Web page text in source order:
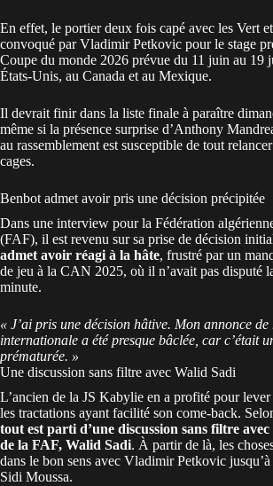
En effet, le portier deux fois capé avec les Vert
convoqué par Vladimir Petkovic pour le stage
Coupe du monde 2026 prévue du 11 juin au 19
États-Unis, au Canada et au Mexique.
Il devrait finir dans la liste finale à paraître
même si la présence surprise d’Anthony
au rassemblement est susceptible de tout
cages.
Benbot admet avoir pris une décision précipitée
Dans une interview pour la Fédération
(FAF), il est revenu sur sa prise de décision
admet avoir réagi à la hâte, frustré par un
de jeu à la CAN 2025, où il n’avait pas disputé
minute.
« J’ai pris une décision hâtive. Mon annonce de
internationale a été presque bâclée, car c’était
prématurée. »
Une discussion sans filtre avec Walid Sadi
L’ancien de la JS Kabylie en a profité pour
les tractations ayant facilité son come-back.
tout est parti d’une discussion sans filtre
de la FAF, Walid Sadi. À partir de là, les
dans le bon sens avec Vladimir Petkovic jusqu’à
Sidi Moussa.